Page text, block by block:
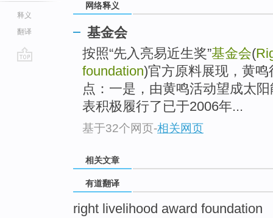
释义
翻译
网络释义
基金会
按照“先入亮易近生奖”基金会(
foundation)官方原料展现，黄
点：一是，由黄鸣活动望成太
表积极履行了已于2006年...
基于32个网页-相关网页
相关文章
有道翻译
right livelihood award foundation